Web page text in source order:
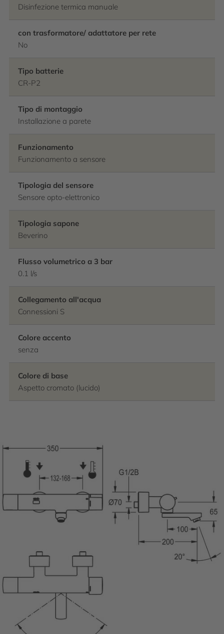
Disinfezione termica manuale
con trasformatore/ adattatore per rete
No
Tipo batterie
CR-P2
Tipo di montaggio
Installazione a parete
Funzionamento
Funzionamento a sensore
Tipologia del sensore
Sensore opto-elettronico
Tipologia sapone
Beverino
Flusso volumetrico a 3 bar
0.1 l/s
Collegamento all'acqua
Connessioni S
Colore accento
senza
Colore di base
Aspetto cromato (lucido)